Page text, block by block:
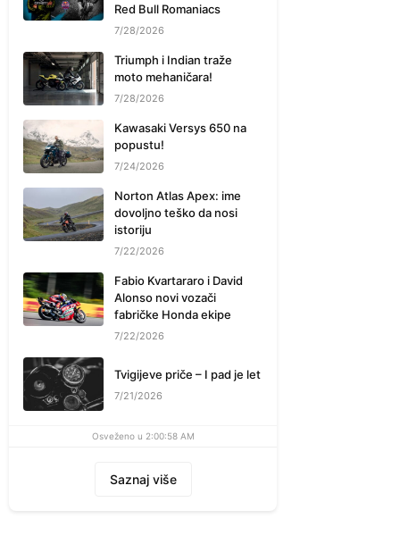
Red Bull Romaniacs
7/28/2026
Triumph i Indian traže
moto mehaničara!
7/28/2026
Kawasaki Versys 650 na
popustu!
7/24/2026
Norton Atlas Apex: ime
dovoljno teško da nosi
istoriju
7/22/2026
Fabio Kvartararo i David
Alonso novi vozači
fabričke Honda ekipe
7/22/2026
Tvigijeve priče – I pad je let
7/21/2026
Osveženo u 2:00:58 AM
Saznaj više